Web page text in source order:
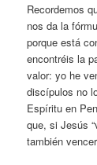
Recordemos
nos da la
porque está
encontréis la
valor: yo he
discípulos no
Espíritu en
que, si Jesús
también